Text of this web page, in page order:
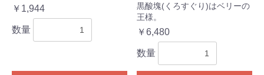
￥1,944
数量
黒酸塊(くろすぐり)はベリーの
王様。
￥6,480
数量